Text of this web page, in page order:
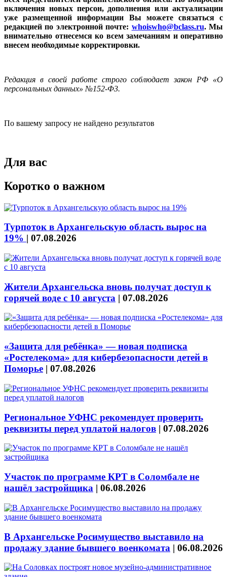
включения новых персон, дополнения или актуализации
уже размещенной информации Вы можете связаться с
редакцией по электронной почте: whoiswho@bclass.ru. Мы
внимательно отнесемся ко всем замечаниям и оперативно
внесем необходимые корректировки.
Редакция в своей работе строго соблюдает закон РФ «О
персональных данных» №152-Ф3.
По вашему запросу не найдено результатов
Для вас
Коротко о важном
Турпоток в Архангельскую область вырос на
19% | 07.08.2026
Жители Архангельска вновь получат доступ к
горячей воде с 10 августа | 07.08.2026
«Защита для ребёнка» — новая подписка
«Ростелекома» для кибербезопасности детей в
Поморье | 07.08.2026
Региональное УФНС рекомендует проверить
реквизиты перед уплатой налогов | 07.08.2026
Участок по программе КРТ в Соломбале не
нашёл застройщика | 06.08.2026
В Архангельске Росимущество выставило на
продажу здание бывшего военкомата | 06.08.2026